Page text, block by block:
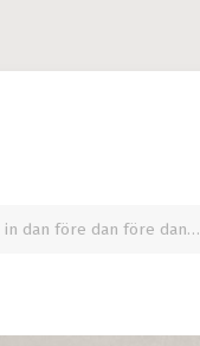
in dan före dan före dan…